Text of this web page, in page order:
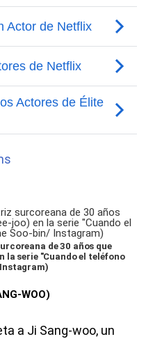
de 30 años que
la serie "Cuando el teléfono
WOO)
a Ji Sang-woo, un